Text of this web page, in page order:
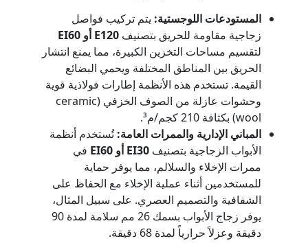
المستودعات اللوجستية: يتم تركيب فواصل
زجاجية مقاومة للحريق بتصنيف E120 أو EI60
لتقسيم مساحات التخزين الكبيرة، مما يمنع انتشار
الحريق بين المناطق المختلفة ويحمي البضائع
القيمة. تستخدم هذه الأنظمة إطارات فولاذية قوية
وحشوات عازلة من الصوف الخزفي (ceramic
wool) بكثافة 210 كجم/م³.
المباني الإدارية والممرات العامة:تُستخدم أنظمة
الأبواب الزجاجية بتصنيف EI30 أو EI60
في
ممرات الإخلاء والسلالم، مما يوفر حماية
للمستخدمين أثناء عملية الإخلاء مع الحفاظ على
الشفافية والتصميم العصري. على سبيل المثال،
يوفر زجاج الأبواب بسمك 26 مم سلامة لمدة 90
دقيقة وعزلاً حرارياً لمدة 68 دقيقة.